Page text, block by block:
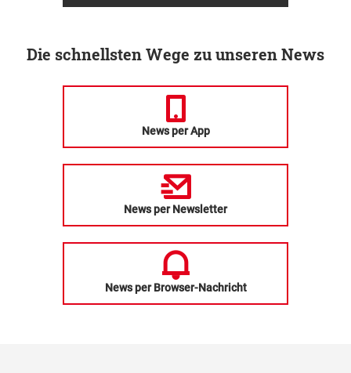
Die schnellsten Wege zu unseren News
News per App
News per Newsletter
News per Browser-Nachricht